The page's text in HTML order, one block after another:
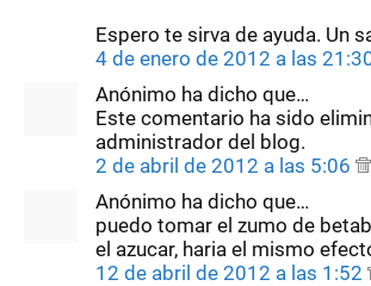
Espero te sirva de ayuda. Un
4 de enero de 2012 a las
Anónimo ha dicho que…
Este comentario ha sido
administrador del blog.
2 de abril de 2012 a las 5:06
Anónimo ha dicho que…
puedo tomar el zumo de
el azucar, haria el mismo
12 de abril de 2012 a las 1:52